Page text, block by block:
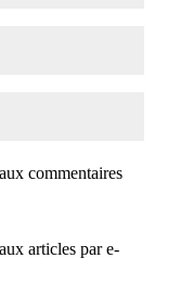
commentaires
articles par e-